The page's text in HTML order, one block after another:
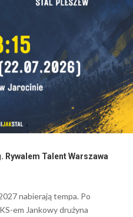
Talent Warszawa
nabierają tempa. Po
em Jankowy drużyna